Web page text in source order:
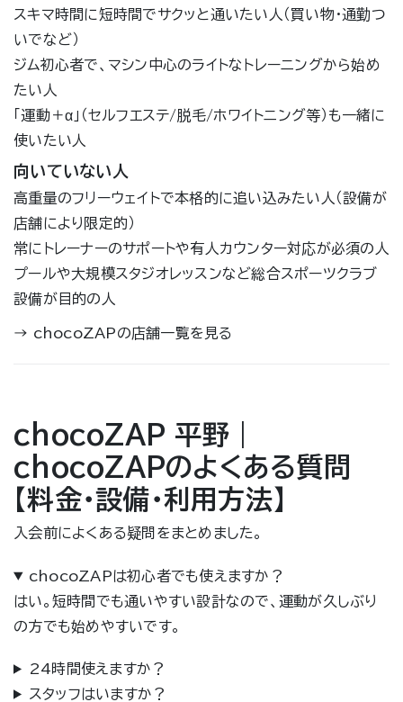
スキマ時間に短時間でサクッと通いたい人（買い物・通勤つ
いでなど）
ジム初心者で、マシン中心のライトなトレーニングから始め
たい人
「運動＋α」（セルフエステ/脱毛/ホワイトニング等）も一緒に
使いたい人
向いていない人
高重量のフリーウェイトで本格的に追い込みたい人（設備が
店舗により限定的）
常にトレーナーのサポートや有人カウンター対応が必須の人
プールや大規模スタジオレッスンなど総合スポーツクラブ
設備が目的の人
→ chocoZAPの店舗一覧を見る
chocoZAP 平野｜
chocoZAPのよくある質問
【料金・設備・利用方法】
入会前によくある疑問をまとめました。
chocoZAPは初心者でも使えますか？
はい。短時間でも通いやすい設計なので、運動が久しぶり
の方でも始めやすいです。
24時間使えますか？
スタッフはいますか？